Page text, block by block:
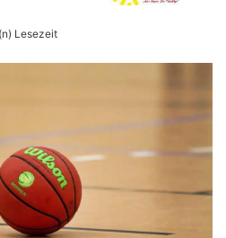
Lesezeit